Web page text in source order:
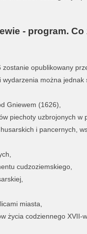
- program.
zostanie opublikowany
można jednak
Gniewem (1626),
piechoty uzbrojonych w
i pancernych,
cudzoziemskiego,
miasta,
życia codziennego XVII-